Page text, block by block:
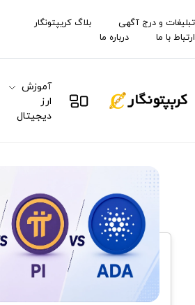
تبلیغات و درج آگهی
بلاگ کریپتونگار
ارتباط با ما
درباره ما
آموزش
ارز
دیجیتال